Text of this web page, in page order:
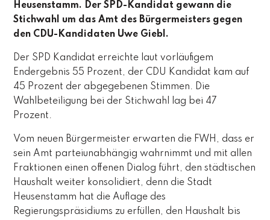
Heusenstamm. Der SPD-Kandidat gewann die
Stichwahl um das Amt des Bürgermeisters gegen
den CDU-Kandidaten Uwe Giebl.
Der SPD Kandidat erreichte laut vorläufigem
Endergebnis 55 Prozent, der CDU Kandidat kam auf
45 Prozent der abgegebenen Stimmen. Die
Wahlbeteiligung bei der Stichwahl lag bei 47
Prozent.
Vom neuen Bürgermeister erwarten die FWH, dass er
sein Amt parteiunabhängig wahrnimmt und mit allen
Fraktionen einen offenen Dialog führt, den städtischen
Haushalt weiter konsolidiert, denn die Stadt
Heusenstamm hat die Auflage des
Regierungspräsidiums zu erfüllen, den Haushalt bis